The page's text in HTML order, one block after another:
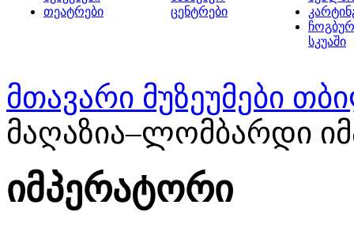
თეატრები
ცენტრები
სკუაში
მთავარი მუზეუმები
მაღაზია–ლომბარდი
იმპერატორი